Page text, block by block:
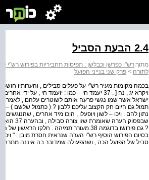
2.4 הבעת הסביל
מתוך:רש"י כפרשן וכבלשן : תפיסות תחביריות בפירוש רש"י
לתורה > פרק שני בנייני הפועל
ישראל אשר שמו נגשי פרעה אותם לשוטרים עלהם , לאמר
תמול גם היום חק הקצוב עליכם ללבון ? ( כתמול שלשם ) –
שבפסוק
? גם פירושו בדוגמה 38 מעורר תמיהה .
בסיום הפירוש הוסיף רש"י הערה שנראית חסרת מובן : " ויכו
סביל של הפועל הכה , ושהפעולה שמדובר בה איננה